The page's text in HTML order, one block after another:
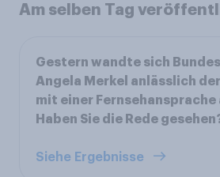
Am selben Tag
Gestern wandte sich
Angela Merkel anlässlich
mit einer Fernsehansprache
Haben Sie die Rede
Siehe Ergebnisse